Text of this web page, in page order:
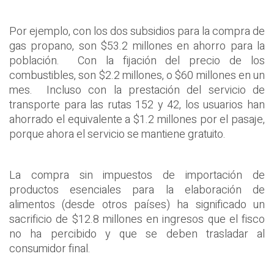
Por ejemplo, con los dos subsidios para la compra de
gas propano, son $53.2 millones en ahorro para la
población. Con la fijación del precio de los
combustibles, son $2.2 millones, o $60 millones en un
mes. Incluso con la prestación del servicio de
transporte para las rutas 152 y 42, los usuarios han
ahorrado el equivalente a $1.2 millones por el pasaje,
porque ahora el servicio se mantiene gratuito.
La compra sin impuestos de importación de
productos esenciales para la elaboración de
alimentos (desde otros países) ha significado un
sacrificio de $12.8 millones en ingresos que el fisco
no ha percibido y que se deben trasladar al
consumidor final.